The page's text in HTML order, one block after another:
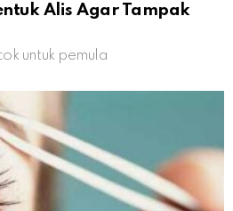
Alis Agar Tampak
untuk pemula